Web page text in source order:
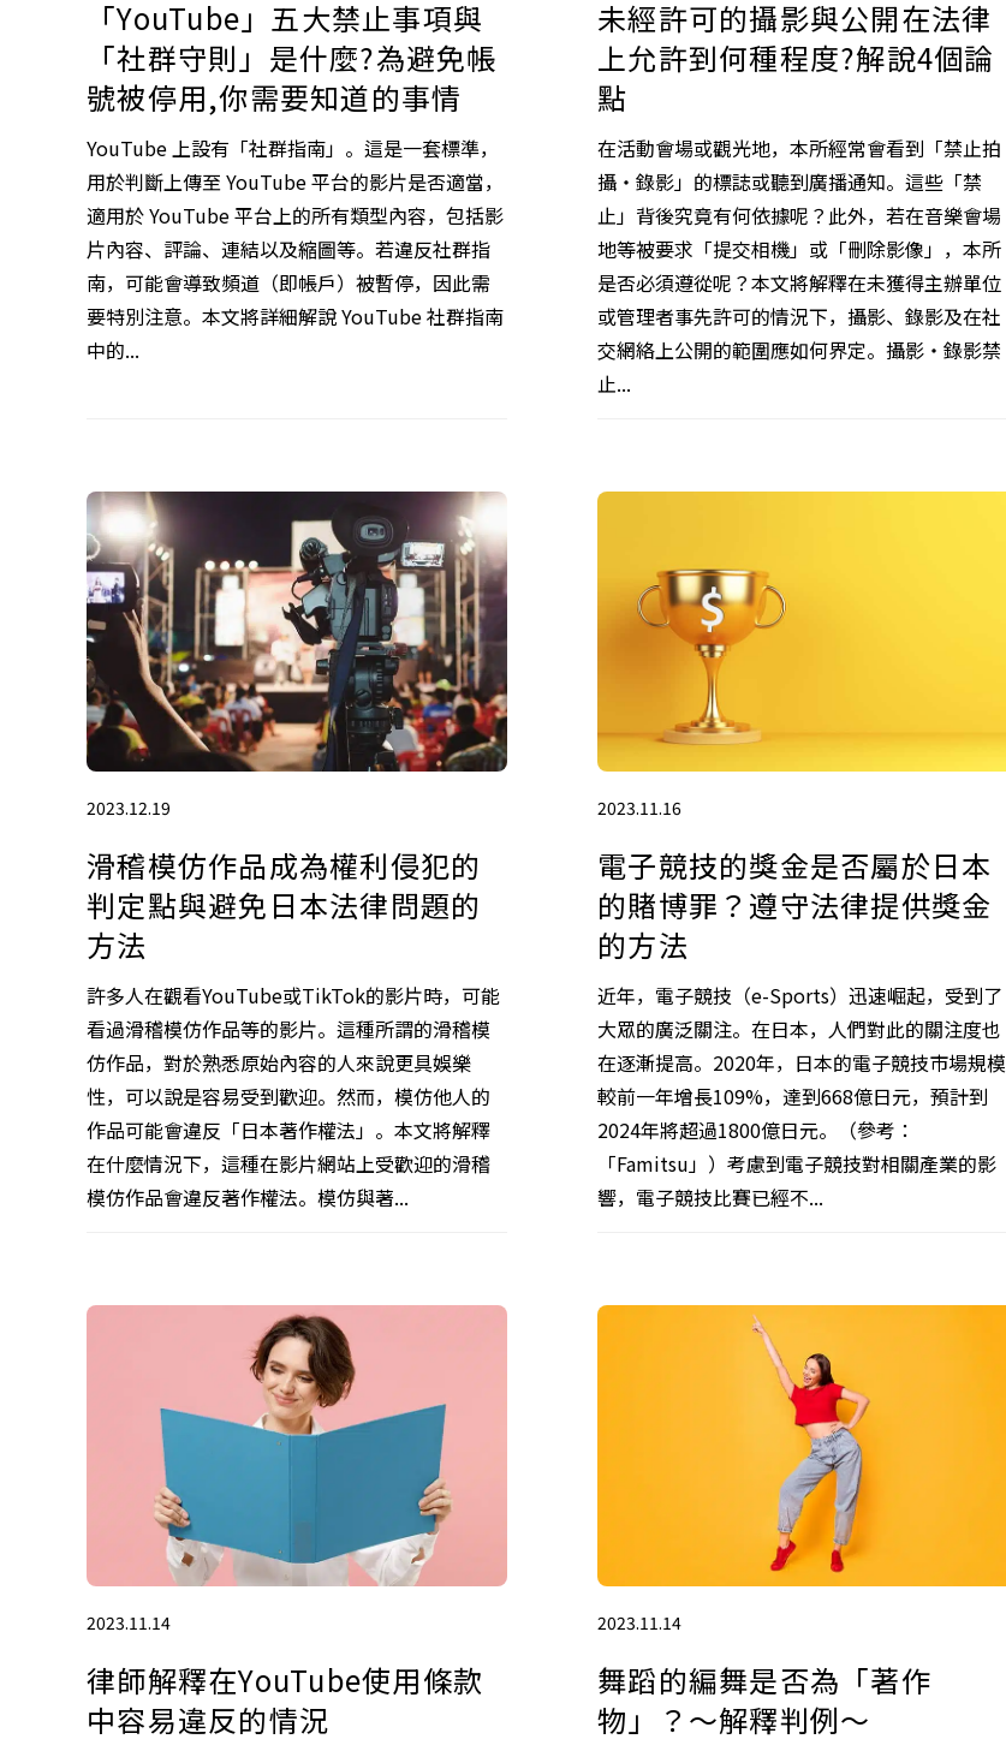
「YouTube」五大禁止事項與
「社群守則」是什麼?為避免帳
號被停用,你需要知道的事情
YouTube 上設有「社群指南」。這是一套標準，
用於判斷上傳至 YouTube 平台的影片是否適當，
適用於 YouTube 平台上的所有類型內容，包括影
片內容、評論、連結以及縮圖等。若違反社群指
南，可能會導致頻道（即帳戶）被暫停，因此需
要特別注意。本文將詳細解說 YouTube 社群指南
中的...
未經許可的攝影與公開在法律
上允許到何種程度?解說4個論
點
在活動會場或觀光地，本所經常會看到「禁止拍
攝・錄影」的標誌或聽到廣播通知。這些「禁
止」背後究竟有何依據呢？此外，若在音樂會場
地等被要求「提交相機」或「刪除影像」，本所
是否必須遵從呢？本文將解釋在未獲得主辦單位
或管理者事先許可的情況下，攝影、錄影及在社
交網絡上公開的範圍應如何界定。攝影・錄影禁
止...
2023.12.19
滑稽模仿作品成為權利侵犯的
判定點與避免日本法律問題的
方法
許多人在觀看YouTube或TikTok的影片時，可能
看過滑稽模仿作品等的影片。這種所謂的滑稽模
仿作品，對於熟悉原始內容的人來說更具娛樂
性，可以說是容易受到歡迎。然而，模仿他人的
作品可能會違反「日本著作權法」。本文將解釋
在什麼情況下，這種在影片網站上受歡迎的滑稽
模仿作品會違反著作權法。模仿與著...
2023.11.16
電子競技的獎金是否屬於日本
的賭博罪？遵守法律提供獎金
的方法
近年，電子競技（e-Sports）迅速崛起，受到了
大眾的廣泛關注。在日本，人們對此的關注度也
在逐漸提高。2020年，日本的電子競技市場規模
較前一年增長109%，達到668億日元，預計到
2024年將超過1800億日元。（參考：
「Famitsu」）考慮到電子競技對相關產業的影
響，電子競技比賽已經不...
2023.11.14
律師解釋在YouTube使用條款
中容易違反的情況
2023.11.14
舞蹈的編舞是否為「著作
物」？～解釋判例～